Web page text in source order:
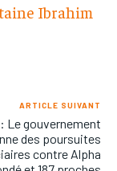
Ibrahim
ARTICLE SUIVANT
Le gouvernement
des poursuites
contre Alpha